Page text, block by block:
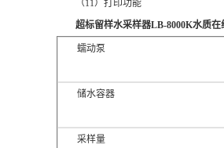
（11）打印功能
超标留样水采样器LB-8000K水质在
蠕动泵
储水容器
采样量